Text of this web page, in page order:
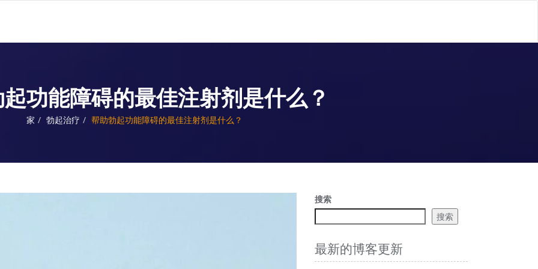
功能障碍的最佳注射剂是什么？
家 勃起治疗 帮助勃起功能障碍的最佳注射剂是什么？
搜索
搜索
最新的博客更新